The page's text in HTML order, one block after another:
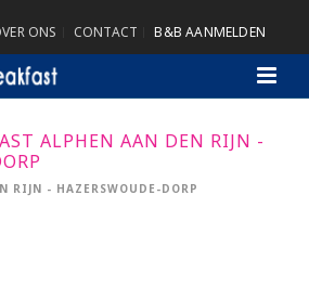
ONS CONTACT B&B AANMELDEN
ALPHEN AAN DEN RIJN -
RIJN - HAZERSWOUDE-DORP